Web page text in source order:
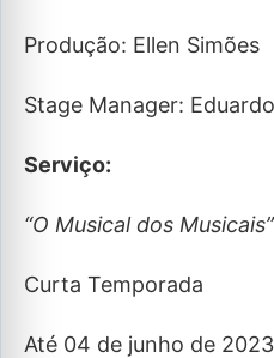
Produção: Ellen Simões
Stage Manager:
Serviço:
“O Musical dos Musicais”
Curta Temporada
Até 04 de junho de 2023